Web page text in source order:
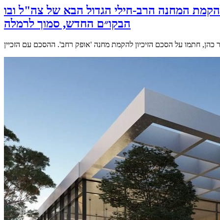
המחנה הרב-חילי הגדול הבא של צה"ל ובו
הבקו״ם החדש, סמוך לרמלה